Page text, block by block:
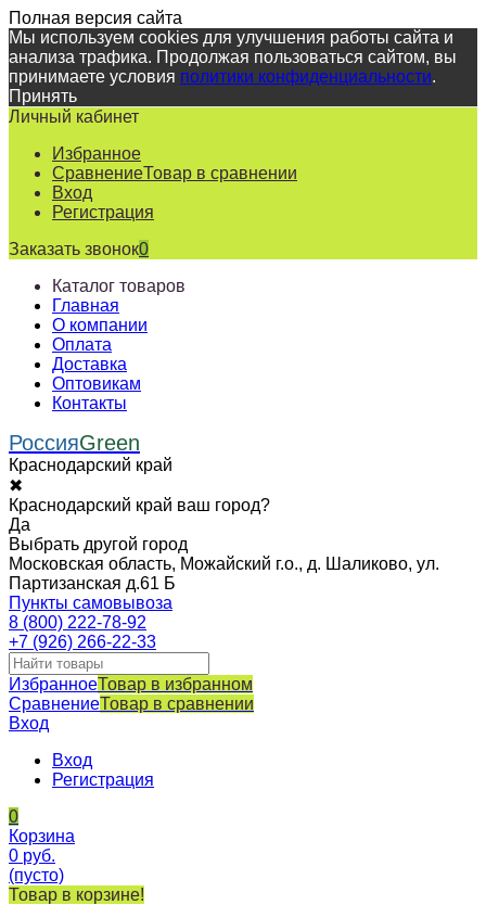
Полная версия сайта
Мы используем cookies для улучшения работы сайта и
анализа трафика. Продолжая пользоваться сайтом, вы
принимаете условия политики конфиденциальности.
Принять
Личный кабинет
Избранное
СравнениеТовар в сравнении
Вход
Регистрация
Заказать звонок0
Каталог товаров
Главная
О компании
Оплата
Доставка
Оптовикам
Контакты
РоссияGreen
Краснодарский край
✖
Краснодарский край ваш город?
Да
Выбрать другой город
Московская область, Можайский г.о., д. Шаликово, ул.
Партизанская д.61 Б
Пункты самовывоза
8 (800) 222-78-92
+7 (926) 266-22-33
ИзбранноеТовар в избранном
СравнениеТовар в сравнении
Вход
Вход
Регистрация
0
Корзина
0 руб.
(пусто)
Товар в корзине!